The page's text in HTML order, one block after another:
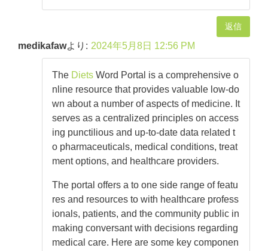
返信
medikafawより: 2024年5月8日 12:56 PM
The Diets Word Portal is a comprehensive o
nline resource that provides valuable low-do
wn about a number of aspects of medicine. It
serves as a centralized principles on access
ing punctilious and up-to-date data related t
o pharmaceuticals, medical conditions, treat
ment options, and healthcare providers.
The portal offers a to one side range of featu
res and resources to with healthcare profess
ionals, patients, and the community public in
making conversant with decisions regarding
medical care. Here are some key componen